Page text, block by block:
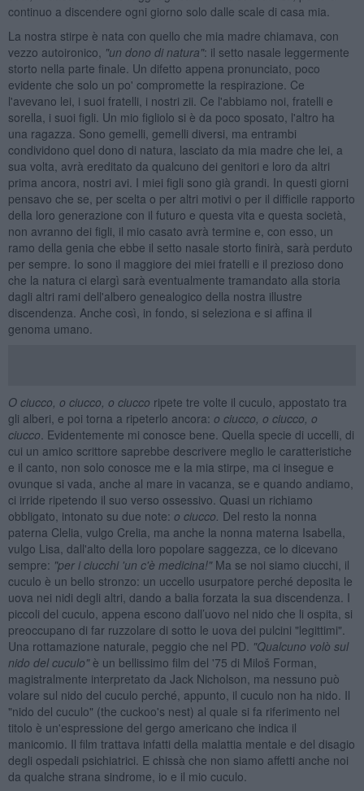
continuo a discendere ogni giorno solo dalle scale di casa mia.
La nostra stirpe è nata con quello che mia madre chiamava, con
vezzo autoironico, "un dono di natura": il setto nasale leggermente
storto nella parte finale. Un difetto appena pronunciato, poco
evidente che solo un po' compromette la respirazione. Ce
l'avevano lei, i suoi fratelli, i nostri zii. Ce l'abbiamo noi, fratelli e
sorella, i suoi figli. Un mio figliolo si è da poco sposato, l'altro ha
una ragazza. Sono gemelli, gemelli diversi, ma entrambi
condividono quel dono di natura, lasciato da mia madre che lei, a
sua volta, avrà ereditato da qualcuno dei genitori e loro da altri
prima ancora, nostri avi. I miei figli sono già grandi. In questi giorni
pensavo che se, per scelta o per altri motivi o per il difficile rapporto
della loro generazione con il futuro e questa vita e questa società,
non avranno dei figli, il mio casato avrà termine e, con esso, un
ramo della genia che ebbe il setto nasale storto finirà, sarà perduto
per sempre. Io sono il maggiore dei miei fratelli e il prezioso dono
che la natura ci elargì sarà eventualmente tramandato alla storia
dagli altri rami dell'albero genealogico della nostra illustre
discendenza. Anche così, in fondo, si seleziona e si affina il
genoma umano.
O ciucco, o ciucco, o ciucco ripete tre volte il cuculo, appostato tra
gli alberi, e poi torna a ripeterlo ancora: o ciucco, o ciucco, o
ciucco . Evidentemente mi conosce bene. Quella specie di uccelli, di
cui un amico scrittore saprebbe descrivere meglio le caratteristiche
e il canto, non solo conosce me e la mia stirpe, ma ci insegue e
ovunque si vada, anche al mare in vacanza, se e quando andiamo,
ci irride ripetendo il suo verso ossessivo. Quasi un richiamo
obbligato, intonato su due note: o ciucco. Del resto la nonna
paterna Clelia, vulgo Crelia, ma anche la nonna materna Isabella,
vulgo Lisa, dall'alto della loro popolare saggezza, ce lo dicevano
sempre: "per i ciucchi 'un c'è medicina!" Ma se noi siamo ciucchi, il
cuculo è un bello stronzo: un uccello usurpatore perché deposita le
uova nei nidi degli altri, dando a balia forzata la sua discendenza. I
piccoli del cuculo, appena escono dall’uovo nel nido che li ospita, si
preoccupano di far ruzzolare di sotto le uova dei pulcini "legittimi".
Una rottamazione naturale, peggio che nel PD. "Qualcuno volò sul
nido del cuculo"è un bellissimo film del '75 di Miloš Forman,
magistralmente interpretato da Jack Nicholson, ma nessuno può
volare sul nido del cuculo perché, appunto, il cuculo non ha nido. Il
"nido del cuculo" (the cuckoo's nest) al quale si fa riferimento nel
titolo è un'espressione del gergo americano che indica il
manicomio. Il film trattava infatti della malattia mentale e del disagio
degli ospedali psichiatrici. E chissà che non siamo affetti anche noi
da qualche strana sindrome, io e il mio cuculo.